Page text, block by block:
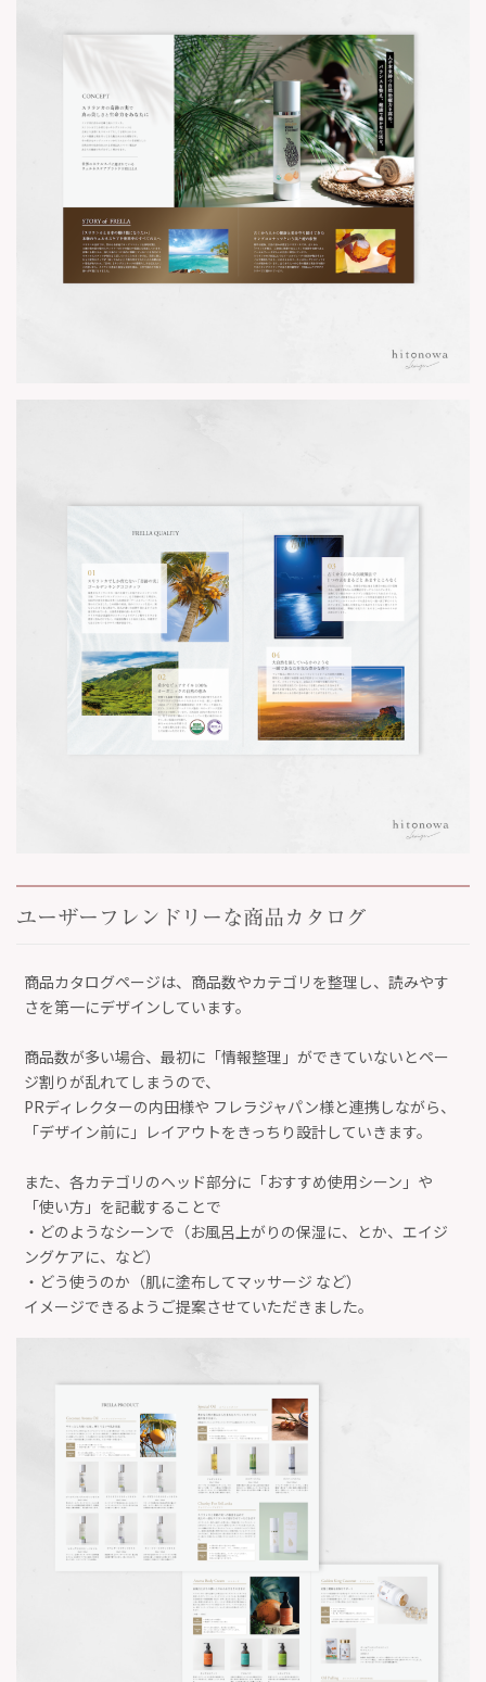
ユーザーフレンドリーな商品カタログ
商品カタログページは、商品数やカテゴリを整理し、読みやす
さを第一にデザインしています。
商品数が多い場合、最初に「情報整理」ができていないとペー
ジ割りが乱れてしまうので、
PRディレクターの内田様や フレラジャパン様と連携しながら、
「デザイン前に」レイアウトをきっちり設計していきます。
また、各カテゴリのヘッド部分に「おすすめ使用シーン」や
「使い方」を記載することで
・どのようなシーンで（お風呂上がりの保湿に、とか、エイジ
ングケアに、など）
・どう使うのか（肌に塗布してマッサージ など）
イメージできるようご提案させていただきました。